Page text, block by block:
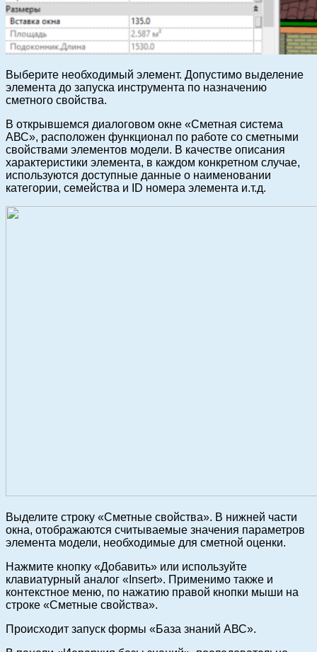
Выберите необходимый элемент. Допустимо выделение
элемента до запуска инструмента по назначению
сметного свойства.
В открывшемся диалоговом окне «Сметная система
АВС», расположен функционал по работе со сметными
свойствами элементов модели. В качестве описания
характеристики элемента, в каждом конкретном случае,
используются доступные данные о наименовании
категории, семейства и ID номера элемента и.т.д.
Выделите строку «Сметные свойства». В нижней части
окна, отображаются считываемые значения параметров
элемента модели, необходимые для сметной оценки.
Нажмите кнопку «Добавить» или используйте
клавиатурный аналог «Insert». Применимо также и
контекстное меню, по нажатию правой кнопки мыши на
строке «Сметные свойства».
Происходит запуск формы «База знаний АВС».